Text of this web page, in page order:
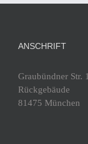
ANSCHRIFT
Graubündner Str.
Rückgebäude
81475 München